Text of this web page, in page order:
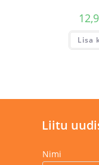
Lisa
Liitu
Nimi